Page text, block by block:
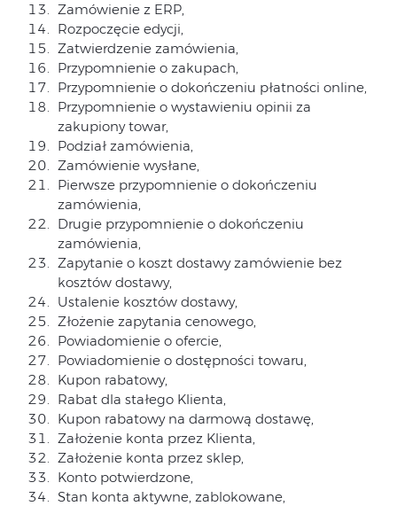
Zamówienie z ERP,
Rozpoczęcie edycji,
Zatwierdzenie zamówienia,
Przypomnienie o zakupach,
Przypomnienie o dokończeniu płatności online,
Przypomnienie o wystawieniu opinii za
zakupiony towar,
Podział zamówienia,
Zamówienie wysłane,
Pierwsze przypomnienie o dokończeniu
zamówienia,
Drugie przypomnienie o dokończeniu
zamówienia,
Zapytanie o koszt dostawy zamówienie bez
kosztów dostawy,
Ustalenie kosztów dostawy,
Złożenie zapytania cenowego,
Powiadomienie o ofercie,
Powiadomienie o dostępności towaru,
Kupon rabatowy,
Rabat dla stałego Klienta,
Kupon rabatowy na darmową dostawę,
Założenie konta przez Klienta,
Założenie konta przez sklep,
Konto potwierdzone,
Stan konta aktywne, zablokowane,